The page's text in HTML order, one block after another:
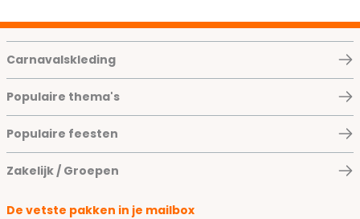
Carnavalskleding
Populaire thema's
Populaire feesten
Zakelijk / Groepen
De vetste pakken in je mailbox